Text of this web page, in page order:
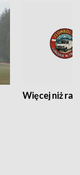
Więcej niż rajd